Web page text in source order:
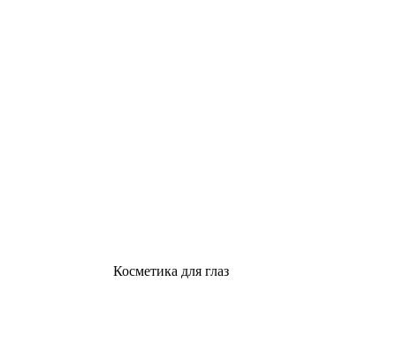
Косметика для глаз